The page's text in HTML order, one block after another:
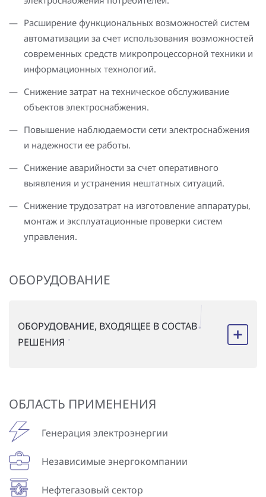
Повышение надежности электроснабжения
Шкафы РЗА 110-220 кВ
Устройства релейной защиты и автоматики
присоединений 6-35кВ
Сбор и анализ информации об аварийных событиях
Оборудование компенсации емкостных токов
Определение поврежденного фидера
БАВР
Расширение функциональных возможностей систем
автоматизации за счет использования возможностей
современных средств микропроцессорной техники и
информационных технологий.
Снижение затрат на техническое обслуживание
объектов электроснабжения.
Повышение наблюдаемости сети электроснабжения
и надежности ее работы.
Снижение аварийности за счет оперативного
выявления и устранения нештатных ситуаций.
Снижение трудозатрат на изготовление аппаратуры,
монтаж и эксплуатационные проверки систем
управления.
ОБОРУДОВАНИЕ
ОБОРУДОВАНИЕ, ВХОДЯЩЕЕ В СОСТАВ
РЕШЕНИЯ
ОБЛАСТЬ ПРИМЕНЕНИЯ
Генерация электроэнергии
Независимые энергокомпании
Нефтегазовый сектор